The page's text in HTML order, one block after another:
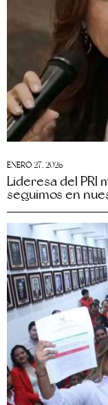
ENERO 27, 2026
Lideresa del PRI
seguimos en